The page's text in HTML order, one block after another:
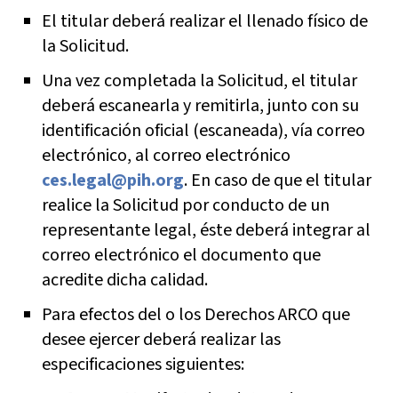
El titular deberá realizar el llenado físico de
la Solicitud.
Una vez completada la Solicitud, el titular
deberá escanearla y remitirla, junto con su
identificación oficial (escaneada), vía correo
electrónico, al correo electrónico
ces.legal@pih.org. En caso de que el titular
realice la Solicitud por conducto de un
representante legal, éste deberá integrar al
correo electrónico el documento que
acredite dicha calidad.
Para efectos del o los Derechos ARCO que
desee ejercer deberá realizar las
especificaciones siguientes: